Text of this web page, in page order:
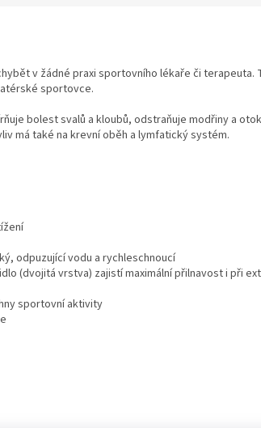
v žádné praxi sportovního lékaře či terapeuta.
sportovce.
bolest svalů a kloubů, odstraňuje modřiny a
má také na krevní oběh a lymfatický systém.
odpuzující vodu a rychleschnoucí
(dvojitá vrstva) zajistí maximální přilnavost i při
sportovní aktivity